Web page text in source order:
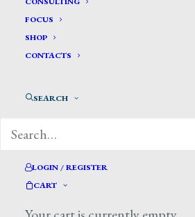
FOCUS
SHOP
CONTACTS
SEARCH
LOGIN / REGISTER
CART
Gallucci Giovanni*
Ancona 1815 – dopo il 1883
Minardi e stringendo rapporti
Overbeck. Fra le prime opere di